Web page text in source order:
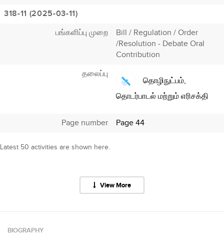
318-11 (2025-03-11)
பங்களிப்பு முறை
Bill / Regulation / Order
/Resolution - Debate Oral
Contribution
தலைப்பு
தொழிநுட்பம்,
தொடர்பாடல் மற்றும் எரிசக்தி
Page number Page 44
Latest 50 activities are shown here.
View More
BIOGRAPHY